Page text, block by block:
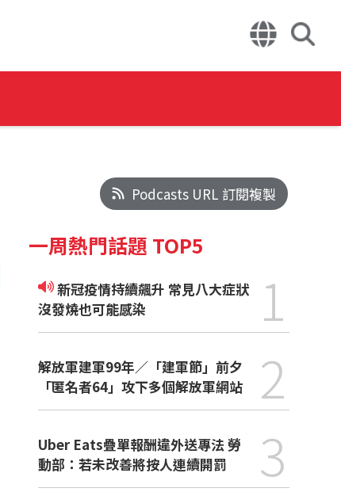
Podcasts URL 訂閱複製
一周熱門話題 TOP5
新冠疫情持續飆升 常見八大症狀
沒發燒也可能感染
1
解放軍建軍99年／「建軍節」前夕
「匿名者64」攻下多個解放軍網站
2
Uber Eats疊單報酬違外送專法 勞
動部：若未改善將按人連續開罰
3